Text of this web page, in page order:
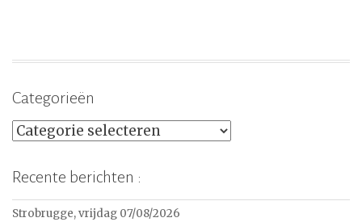
Categorieën
Categorieën
Recente berichten :
Strobrugge, vrijdag 07/08/2026